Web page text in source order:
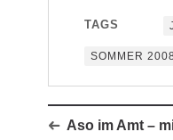
TAGS
SOMMER 2008
Aso im Amt –